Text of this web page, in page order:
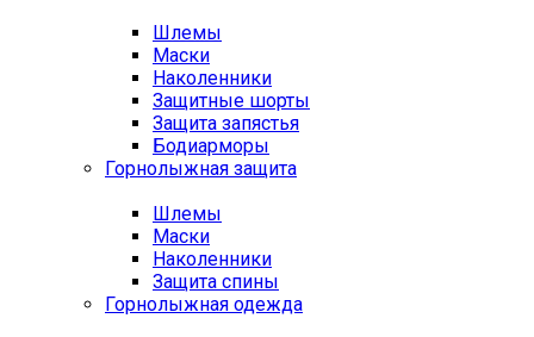
Шлемы
Маски
Наколенники
Защитные шорты
Защита запястья
Бодиарморы
Горнолыжная защита
Шлемы
Маски
Наколенники
Защита спины
Горнолыжная одежда